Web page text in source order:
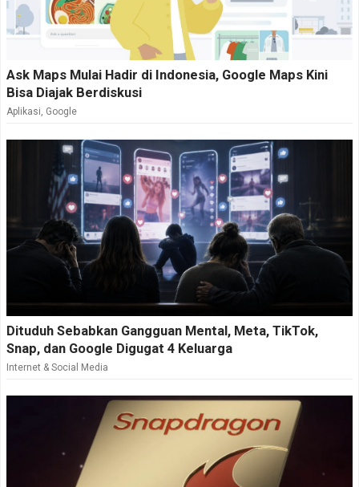
Ask Maps Mulai Hadir di Indonesia, Google Maps Kini
Bisa Diajak Berdiskusi
Aplikasi, Google
Dituduh Sebabkan Gangguan Mental, Meta, TikTok,
Snap, dan Google Digugat 4 Keluarga
Internet & Social Media